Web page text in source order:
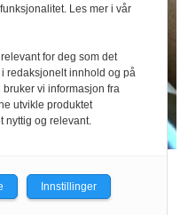
lanserer
Les mer i vår
for deg som det
redaksjonelt innhold og på
vi informasjon fra
utvikle produktet
nyttig og relevant.
Innstillinger